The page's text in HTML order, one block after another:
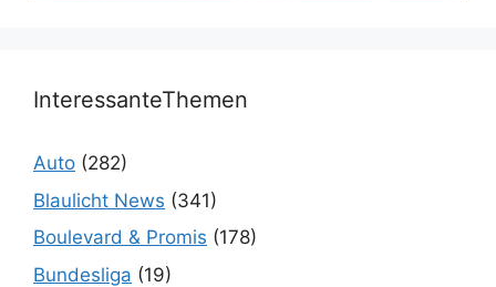
InteressanteThemen
Auto (282)
Blaulicht News (341)
Boulevard & Promis (178)
Bundesliga (19)